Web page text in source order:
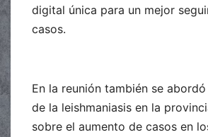
digital única para un mejor
casos.
En la reunión también se
de la leishmaniasis en la
sobre el aumento de casos en